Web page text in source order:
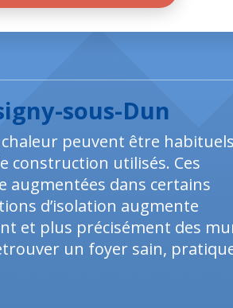
sous-Dun
peuvent être
construction utilisés. Ces
dans certains
d’isolation augmente
et plus précisément des
un foyer sain,